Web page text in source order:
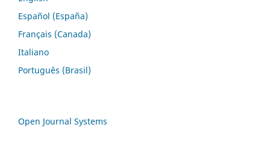
Español (España)
Français (Canada)
Italiano
Português (Brasil)
Open Journal Systems